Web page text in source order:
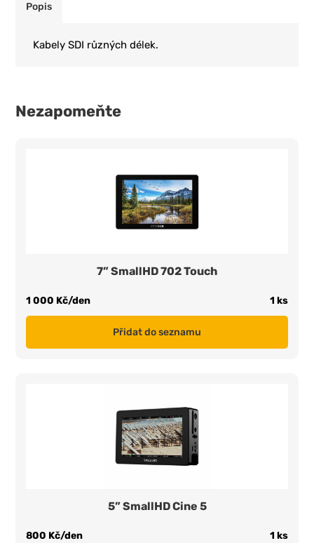
Popis
Kabely SDI různých délek.
Nezapomeňte
7” SmallHD 702 Touch
1 000 Kč/den 1 ks
Přidat do seznamu
5” SmallHD Cine 5
800 Kč/den 1 ks